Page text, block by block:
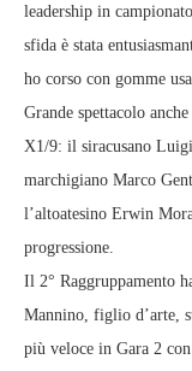
leadership in
sfida è stata
ho corso con gomme
Grande spettacolo
X1/9: il siracusano
marchigiano Marco
l’altoatesino Erwin
progressione.
Il 2° Raggruppamento
Mannino, figlio d’arte,
più veloce in Gara 2